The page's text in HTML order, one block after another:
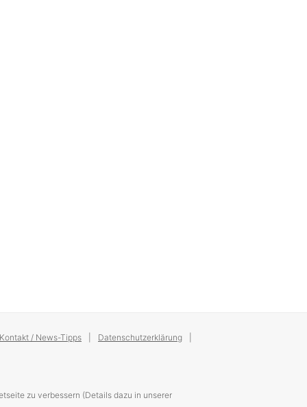
Kontakt / News-Tipps Datenschutzerklärung
zu verbessern (Details dazu in unserer